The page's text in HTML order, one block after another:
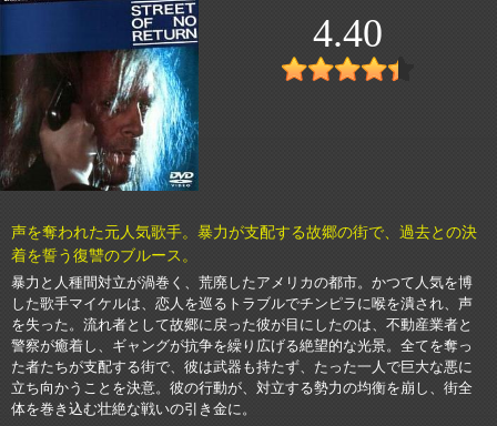
4.40
声を奪われた元人気歌手。暴力が支配する故郷の街で、過去との決
着を誓う復讐のブルース。
暴力と人種間対立が渦巻く、荒廃したアメリカの都市。かつて人気を博
した歌手マイケルは、恋人を巡るトラブルでチンピラに喉を潰され、声
を失った。流れ者として故郷に戻った彼が目にしたのは、不動産業者と
警察が癒着し、ギャングが抗争を繰り広げる絶望的な光景。全てを奪っ
た者たちが支配する街で、彼は武器も持たず、たった一人で巨大な悪に
立ち向かうことを決意。彼の行動が、対立する勢力の均衡を崩し、街全
体を巻き込む壮絶な戦いの引き金に。